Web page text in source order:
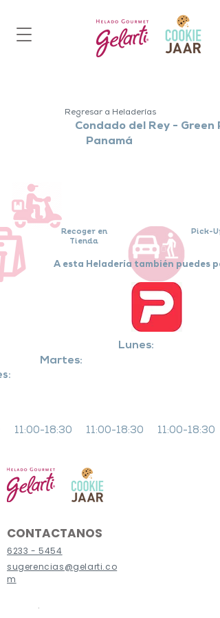
Regresar a Heladerías
Condado del Rey - Green
Panamá
Recoger en
Tienda
Pick-
A esta Heladería también puedes
Lunes:
Martes:
11:00-18:30 11:00-18:30 11:00-18:30
CONTACTANOS
6233 - 5454
sugerencias@gelarti.co
m